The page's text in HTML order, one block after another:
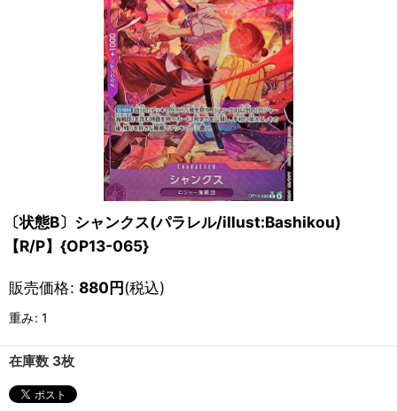
〔状態B〕シャンクス(パラレル/illust:Bashikou)
【R/P】{OP13-065}
販売価格: 880円(税込)
重み: 1
在庫数 3枚